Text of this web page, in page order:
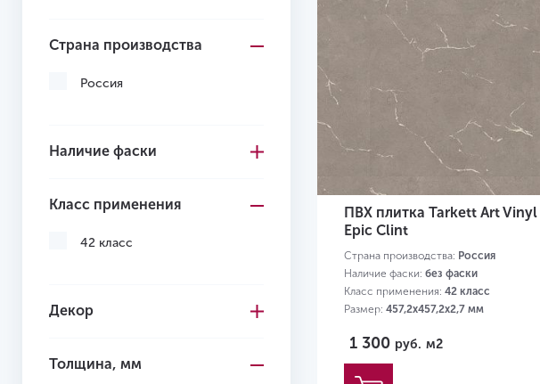
Страна производства
Россия
Наличие фаски
Класс применения
42 класс
Декор
Толщина, мм
ПВХ плитка Tarkett Art Vinyl
Epic Clint
Страна производства: Россия
Наличие фаски: без фаски
Класс применения: 42 класс
Размер: 457,2х457,2х2,7 мм
1 300 руб. м2